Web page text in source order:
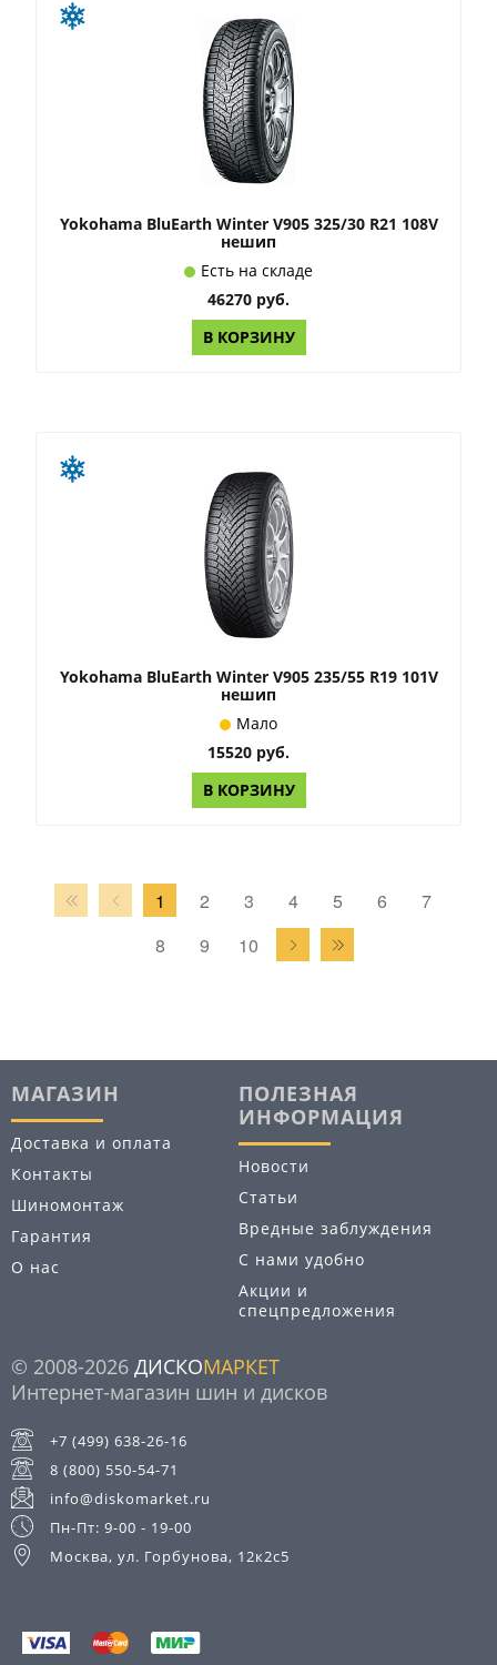
Yokohama BluEarth Winter V905 325/30 R21 108V
нешип
Есть на складе
46270 руб.
В КОРЗИНУ
Yokohama BluEarth Winter V905 235/55 R19 101V
нешип
Мало
15520 руб.
В КОРЗИНУ
1 2 3 4 5 6
7
8
9 10
МАГАЗИН
Доставка и оплата
Контакты
Шиномонтаж
Гарантия
О нас
ПОЛЕЗНАЯ
ИНФОРМАЦИЯ
Новости
Статьи
Вредные заблуждения
С нами удобно
Акции и
спецпредложения
© 2008-2026 ДИСКОМАРКЕТ
Интернет-магазин шин и дисков
+7 (499) 638-26-16
8 (800) 550-54-71
info@diskomarket.ru
Пн-Пт: 9-00 - 19-00
Москва, ул. Горбунова, 12к2с5